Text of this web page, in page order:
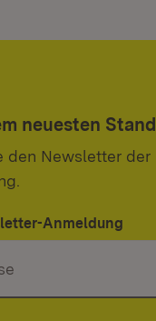
neuesten Stand
den Newsletter der
Anmeldung